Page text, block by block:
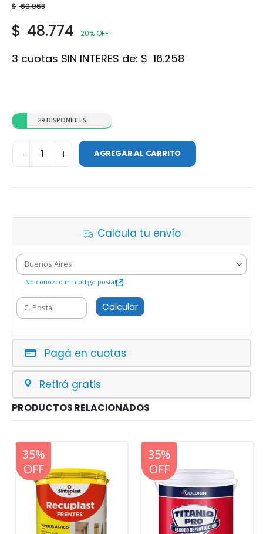
$ 60.968
$ 48.774 20% OFF
3 cuotas SIN INTERES de: $ 16.258
29 DISPONIBLES
AGREGAR AL CARRITO
Calcula tu envío
No conozco mi código postal
Calcular
Pagá en cuotas
Retirá gratis
PRODUCTOS RELACIONADOS
20%
OFF
35%
OFF
20%
OFF
35%
OFF